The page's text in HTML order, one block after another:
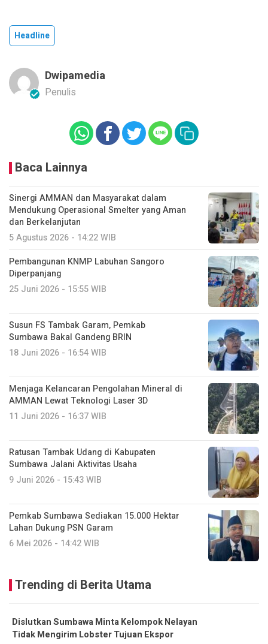
Headline
Dwipamedia
Penulis
Baca Lainnya
Sinergi AMMAN dan Masyarakat dalam
Mendukung Operasional Smelter yang Aman
dan Berkelanjutan
5 Agustus 2026 - 14:22 WIB
Pembangunan KNMP Labuhan Sangoro
Diperpanjang
25 Juni 2026 - 15:55 WIB
Susun FS Tambak Garam, Pemkab
Sumbawa Bakal Gandeng BRIN
18 Juni 2026 - 16:54 WIB
Menjaga Kelancaran Pengolahan Mineral di
AMMAN Lewat Teknologi Laser 3D
11 Juni 2026 - 16:37 WIB
Ratusan Tambak Udang di Kabupaten
Sumbawa Jalani Aktivitas Usaha
9 Juni 2026 - 15:43 WIB
Pemkab Sumbawa Sediakan 15.000 Hektar
Lahan Dukung PSN Garam
6 Mei 2026 - 14:42 WIB
Trending di Berita Utama
Dislutkan Sumbawa Minta Kelompok Nelayan
Tidak Mengirim Lobster Tujuan Ekspor